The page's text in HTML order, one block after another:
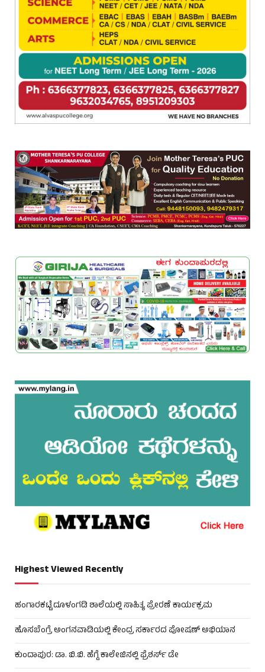
Highest Viewed Recently
ಹಂಗಾರಕಟ್ಟೆ ದೂಳಂಗಡಿ ಶಾಲೆಯಲ್ಲಿ ಸಾಹಿತ್ಯ ಪ್ರೇರಣೆ ಕಾರ್ಯಕ್ರಮ
ಹೊಸಬೆಂಗ್ರೆ ಅಂಗನವಾಡಿಯಲ್ಲಿ ಕೇಂದ್ರ ಸರ್ಕಾರದ ಪೋಷಣ್ ಅಭಿಯಾನ
ಕುಂದಾಪುರ: ಡಾ. ಬಿ.ಬಿ. ಹೆಗ್ಡೆ ಕಾಲೇಜಿನಲ್ಲಿ ಫ್ರೆಶರ್ಸ್ ಡೇ